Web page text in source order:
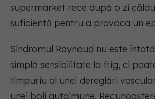
supermarket rece după o zi
suficientă pentru a provoca un
Sindromul Raynaud nu este
simplă sensibilitate la frig, ci
timpuriu al unei dereglări
unei boli autoimune.